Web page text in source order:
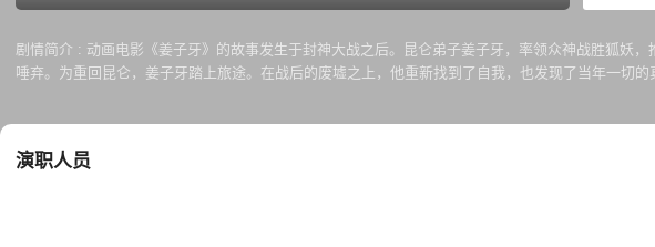
剧情简介 : 动画电影《姜子牙》的故事发生于封神大战之后。昆仑弟子姜子牙，率领众神战胜狐妖
唾弃。为重回昆仑，姜子牙踏上旅途。在战后的废墟之上，他重新找到了自我，也发现了当年一切的
演职人员